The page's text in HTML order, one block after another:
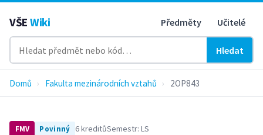
VŠE Wiki Předměty Učitelé
Hledat
Domů › Fakulta mezinárodních vztahů › 2OP843
FMV Povinný 6 kreditůSemestr: LS